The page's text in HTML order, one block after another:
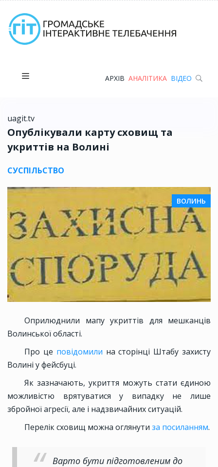
АРХІВ АНАЛІТИКА ВІДЕО
uagit.tv
Опублікували карту сховищ та
укриттів на Волині
СУСПІЛЬСТВО
ВОЛИНЬ
Оприлюднили мапу укриттів для мешканців
Волинської області.
Про це повідомили на сторінці Штабу захисту
Волині у фейсбуці.
Як зазначають, укриття можуть стати єдиною
можливістю врятуватися у випадку не лише
збройної агресії, але і надзвичайних ситуацій.
Перелік сховищ можна оглянути за посиланням.
Варто бути підготовленим до